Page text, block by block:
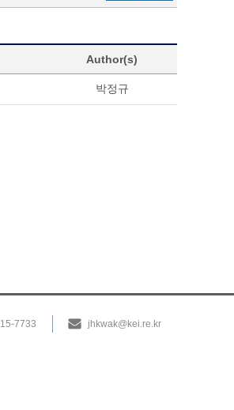
Author(s)
박정규
7733 jhkwak@kei.re.kr